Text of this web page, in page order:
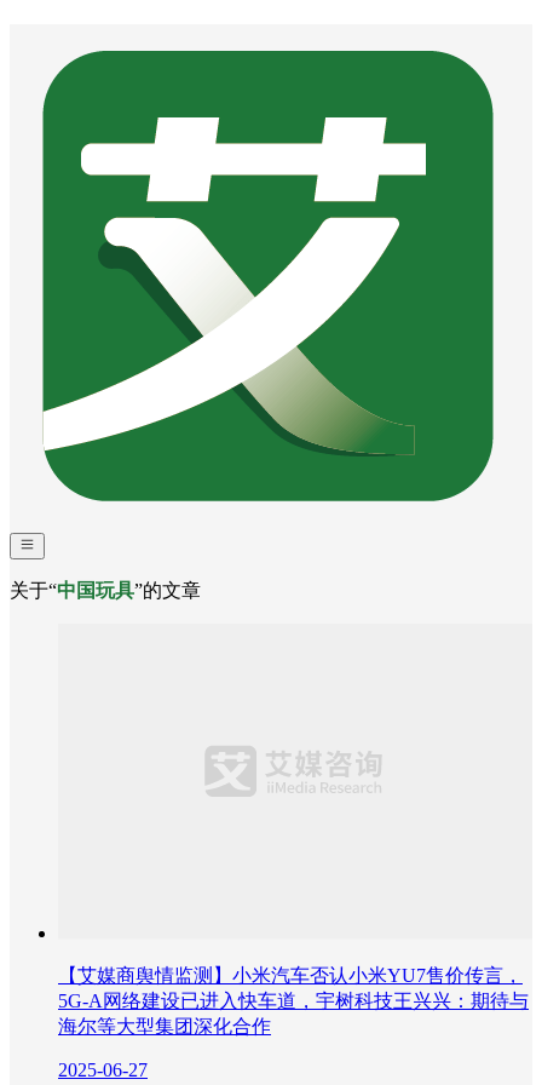
关于“中国玩具”的文章
【艾媒商舆情监测】小米汽车否认小米YU7售价传言，
5G-A网络建设已进入快车道，宇树科技王兴兴：期待与
海尔等大型集团深化合作
2025-06-27